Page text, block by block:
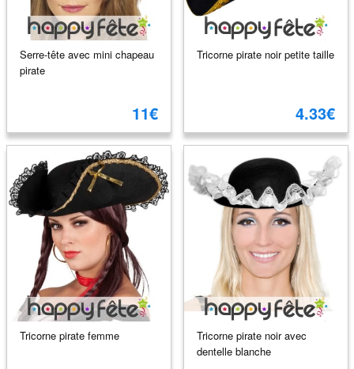
Serre-tête avec mini chapeau
pirate
11€
Tricorne pirate noir petite taille
4.33€
Tricorne pirate femme
Tricorne pirate noir avec
dentelle blanche